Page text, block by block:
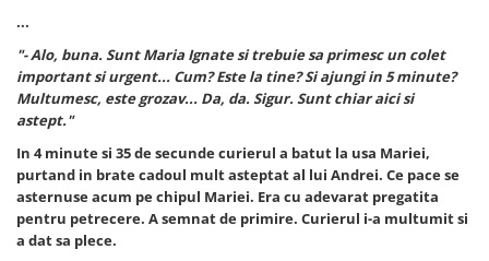
...
"- Alo, buna. Sunt Maria Ignate si trebuie sa primesc un colet
important si urgent... Cum? Este la tine? Si ajungi in 5 minute?
Multumesc, este grozav... Da, da. Sigur. Sunt chiar aici si
astept."
In 4 minute si 35 de secunde curierul a batut la usa Mariei,
purtand in brate cadoul mult asteptat al lui Andrei. Ce pace se
asternuse acum pe chipul Mariei. Era cu adevarat pregatita
pentru petrecere. A semnat de primire. Curierul i-a multumit si
a dat sa plece.